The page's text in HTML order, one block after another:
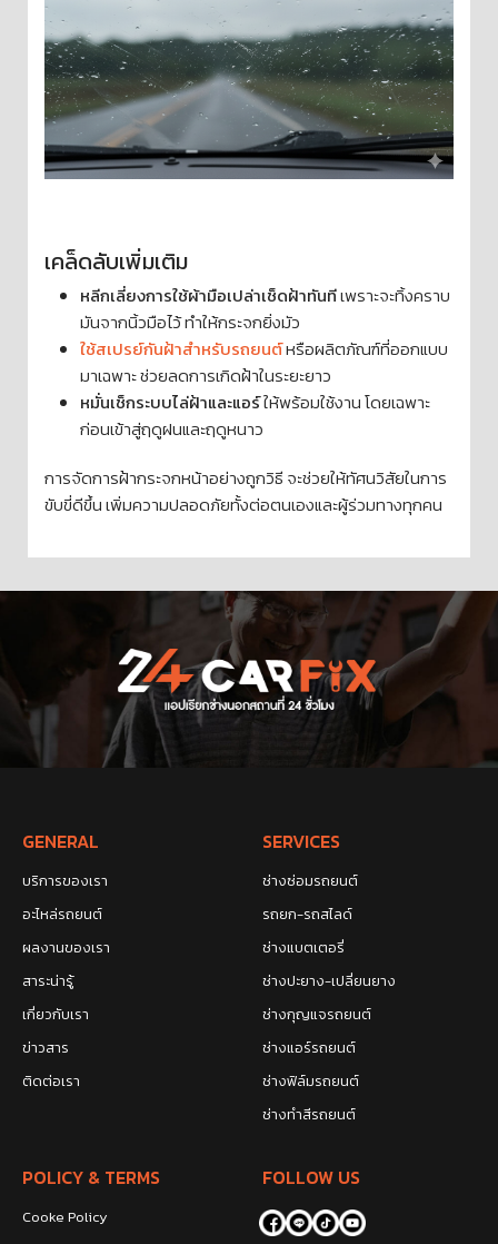
เคล็ดลับเพิ่มเติม
หลีกเลี่ยงการใช้ผ้ามือเปล่าเช็ดฝ้าทันทีเพราะจะทิ้งคราบ
มันจากนิ้วมือไว้ ทำให้กระจกยิ่งมัว
ใช้สเปรย์กันฝ้าสำหรับรถยนต์หรือผลิตภัณฑ์ที่ออกแบบ
มาเฉพาะ ช่วยลดการเกิดฝ้าในระยะยาว
หมั่นเช็กระบบไล่ฝ้าและแอร์ให้พร้อมใช้งาน โดยเฉพาะ
ก่อนเข้าสู่ฤดูฝนและฤดูหนาว
การจัดการฝ้ากระจกหน้าอย่างถูกวิธี จะช่วยให้ทัศนวิสัยในการ
ขับขี่ดีขึ้น เพิ่มความปลอดภัยทั้งต่อตนเองและผู้ร่วมทางทุกคน
GENERAL
บริการของเรา
อะไหล่รถยนต์
ผลงานของเรา
สาระน่ารู้
เกี่ยวกับเรา
ข่าวสาร
ติดต่อเรา
SERVICES
ช่างซ่อมรถยนต์
รถยก-รถสไลด์
ช่างแบตเตอรี่
ช่างปะยาง-เปลี่ยนยาง
ช่างกุญแจรถยนต์
ช่างแอร์รถยนต์
ช่างฟิล์มรถยนต์
ช่างทำสีรถยนต์
POLICY & TERMS
Cooke Policy
FOLLOW US